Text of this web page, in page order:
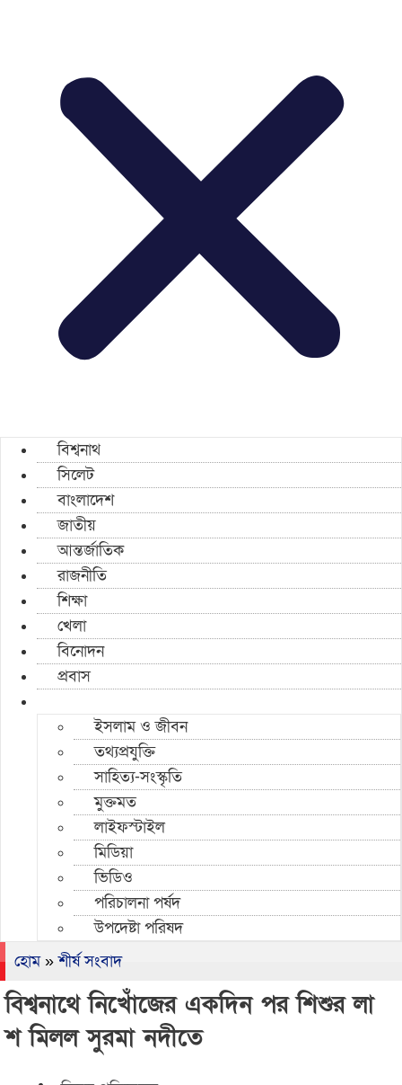
বিশ্বনাথ
সিলেট
বাংলাদেশ
জাতীয়
আন্তর্জাতিক
রাজনীতি
শিক্ষা
খেলা
বিনোদন
প্রবাস
ইসলাম ও জীবন
তথ্যপ্রযুক্তি
সাহিত্য-সংস্কৃতি
মুক্তমত
লাইফস্টাইল
মিডিয়া
ভিডিও
পরিচালনা পর্ষদ
উপদেষ্টা পরিষদ
হোম»শীর্ষ সংবাদ
বিশ্বনাথে নিখোঁজের একদিন পর শিশুর লা
শ মিলল সুরমা নদীতে